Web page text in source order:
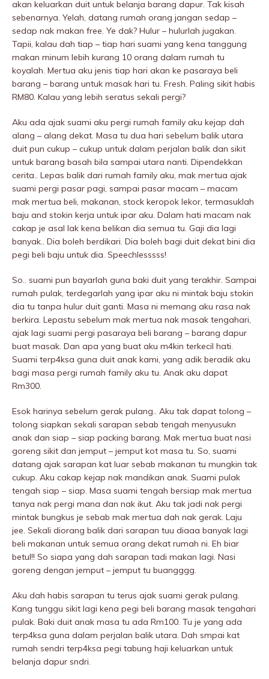
akan keluarkan duit untuk belanja barang dapur. Tak kisah
sebenarnya. Yelah, datang rumah orang jangan sedap –
sedap nak makan free. Ye dak? Hulur – hulurlah jugakan.
Tapii, kalau dah tiap – tiap hari suami yang kena tanggung
makan minum lebih kurang 10 orang dalam rumah tu
koyalah. Mertua aku jenis tiap hari akan ke pasaraya beli
barang – barang untuk masak hari tu. Fresh. Paling sikit habis
RM80. Kalau yang lebih seratus sekali pergi?
Aku ada ajak suami aku pergi rumah family aku kejap dah
alang – alang dekat. Masa tu dua hari sebelum balik utara
duit pun cukup – cukup untuk dalam perjalan balik dan sikit
untuk barang basah bila sampai utara nanti. Dipendekkan
cerita.. Lepas balik dari rumah family aku, mak mertua ajak
suami pergi pasar pagi, sampai pasar macam – macam
mak mertua beli, makanan, stock keropok lekor, termasuklah
baju and stokin kerja untuk ipar aku. Dalam hati macam nak
cakap je asal lak kena belikan dia semua tu. Gaji dia lagi
banyak.. Dia boleh berdikari. Dia boleh bagi duit dekat bini dia
pegi beli baju untuk dia. Speechlesssss!
So.. suami pun bayarlah guna baki duit yang terakhir. Sampai
rumah pulak, terdegarlah yang ipar aku ni mintak baju stokin
dia tu tanpa hulur duit ganti. Masa ni memang aku rasa nak
berkira. Lepastu sebelum mak mertua nak masak tengahari,
ajak lagi suami pergi pasaraya beli barang – barang dapur
buat masak. Dan apa yang buat aku m4kin terkecil hati.
Suami terp4ksa guna duit anak kami, yang adik beradik aku
bagi masa pergi rumah family aku tu. Anak aku dapat
Rm300.
Esok harinya sebelum gerak pulang.. Aku tak dapat tolong –
tolong siapkan sekali sarapan sebab tengah menyusukn
anak dan siap – siap packing barang. Mak mertua buat nasi
goreng sikit dan jemput – jemput kot masa tu. So, suami
datang ajak sarapan kat luar sebab makanan tu mungkin tak
cukup. Aku cakap kejap nak mandikan anak. Suami pulak
tengah siap – siap. Masa suami tengah bersiap mak mertua
tanya nak pergi mana dan nak ikut. Aku tak jadi nak pergi
mintak bungkus je sebab mak mertua dah nak gerak. Laju
jee. Sekali diorang balik dari sarapan tuu diaaa banyak lagi
beli makanan untuk semua orang dekat rumah ni. Eh biar
betul!! So siapa yang dah sarapan tadi makan lagi. Nasi
goreng dengan jemput – jemput tu buangggg.
Aku dah habis sarapan tu terus ajak suami gerak pulang.
Kang tunggu sikit lagi kena pegi beli barang masak tengahari
pulak. Baki duit anak masa tu ada Rm100. Tu je yang ada
terp4ksa guna dalam perjalan balik utara. Dah smpai kat
rumah sendri terp4ksa pegi tabung haji keluarkan untuk
belanja dapur sndri.